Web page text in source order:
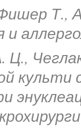
Т.,
и
Ц.,
культи